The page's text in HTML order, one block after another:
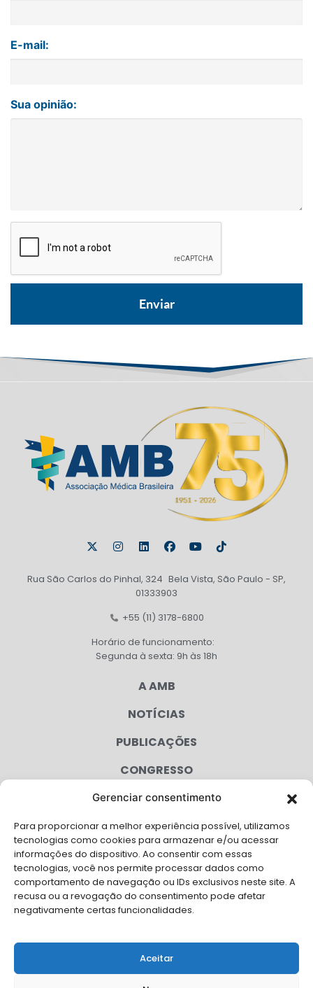
Gerenciar consentimento
Para proporcionar a melhor experiência possível, utilizamos
tecnologias como cookies para armazenar e/ou acessar
informações do dispositivo. Ao consentir com essas
tecnologias, você nos permite processar dados como
comportamento de navegação ou IDs exclusivos neste site. A
recusa ou a revogação do consentimento pode afetar
negativamente certas funcionalidades.
Aceitar
E-mail:
Sua opinião:
Rua São Carlos do Pinhal, 324 Bela Vista, São Paulo - SP,
01333903
+55 (11) 3178-6800
Horário de funcionamento:
Segunda à sexta: 9h às 18h
A AMB
NOTÍCIAS
PUBLICAÇÕES
CONGRESSO
AGENDA
CAMPANHAS
SERVIÇOS
FILIADAS
LGPD
FALE CONOSCO
Solicite Apoio Institucional da AMB para o seu evento